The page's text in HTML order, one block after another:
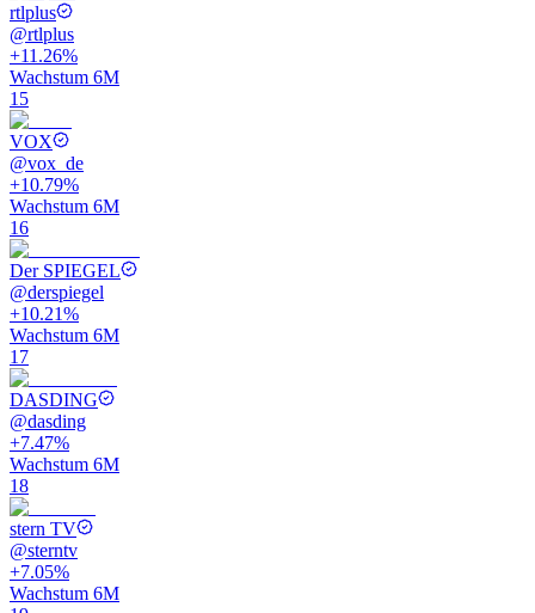
rtlplus
@rtlplus
+11.26%
Wachstum 6M
15
VOX
@vox_de
+10.79%
Wachstum 6M
16
Der SPIEGEL
@derspiegel
+10.21%
Wachstum 6M
17
DASDING
@dasding
+7.47%
Wachstum 6M
18
stern TV
@sterntv
+7.05%
Wachstum 6M